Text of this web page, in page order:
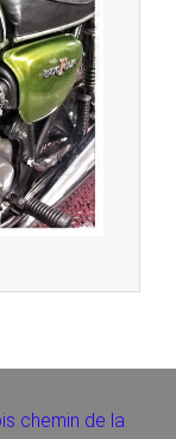
chemin de la